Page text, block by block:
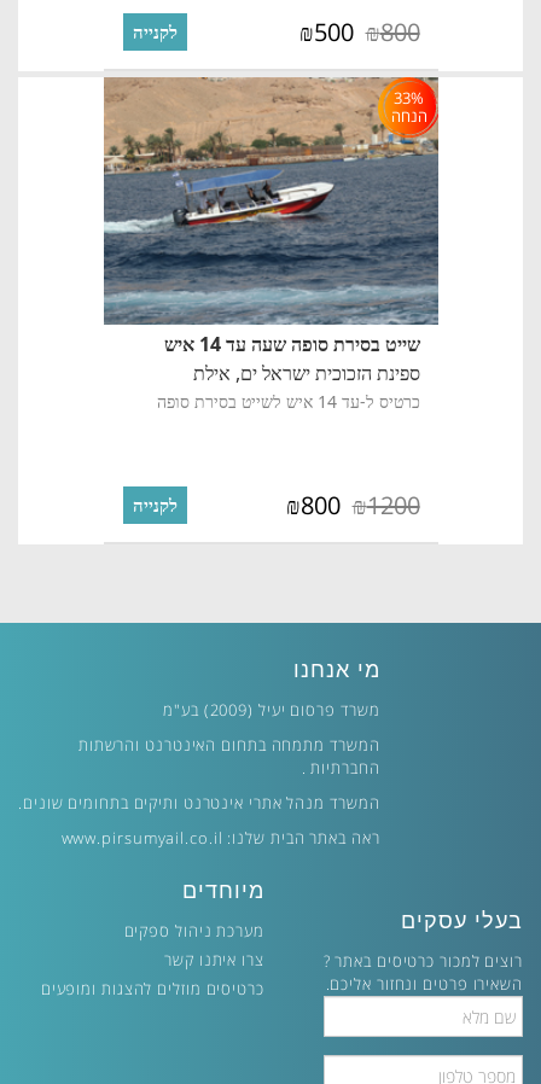
₪800
₪500 לקנייה
33%
הנחה
שייט בסירת סופה שעה עד 14 איש
ספינת הזכוכית ישראל ים, אילת
כרטיס ל-עד 14 איש לשייט בסירת סופה
₪1200
₪800 לקנייה
מי אנחנו
משרד פרסום יעיל (2009) בע"מ
המשרד מתמחה בתחום האינטרנט והרשתות
החברתיות .
המשרד מנהל אתרי אינטרנט ותיקים בתחומים שונים.
ראה באתר הבית שלנו: www.pirsumyail.co.il
בעלי עסקים
רוצים למכור כרטיסים באתר ?
השאירו פרטים ונחזור אליכם.
Name
מיוחדים
מערכת ניהול ספקים
צרו איתנו קשר
כרטיסים מוזלים להצגות ומופעים